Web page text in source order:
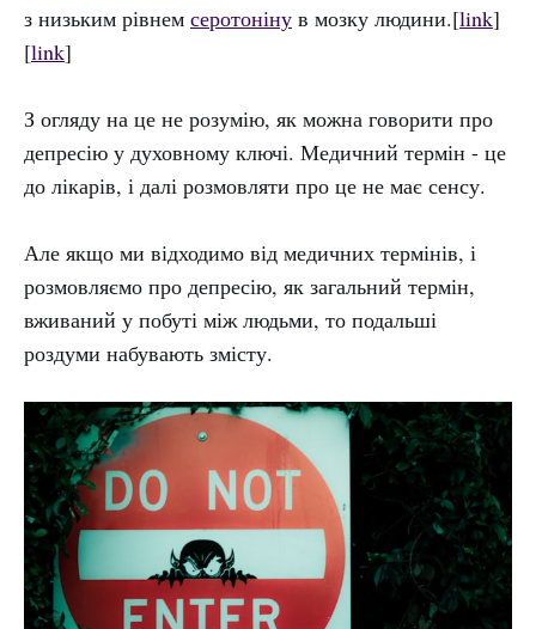
з низьким рівнем серотоніну в мозку людини.[link]
[link]
З огляду на це не розумію, як можна говорити про
депресію у духовному ключі. Медичний термін - це
до лікарів, і далі розмовляти про це не має сенсу.
Але якщо ми відходимо від медичних термінів, і
розмовляємо про депресію, як загальний термін,
вживаний у побуті між людьми, то подальші
роздуми набувають змісту.